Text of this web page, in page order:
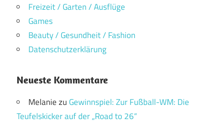
Freizeit / Garten / Ausflüge
Games
Beauty / Gesundheit / Fashion
Datenschutzerklärung
Neueste Kommentare
Melaniezu Gewinnspiel: Zur Fußball-WM: Die
Teufelskicker auf der „Road to 26“